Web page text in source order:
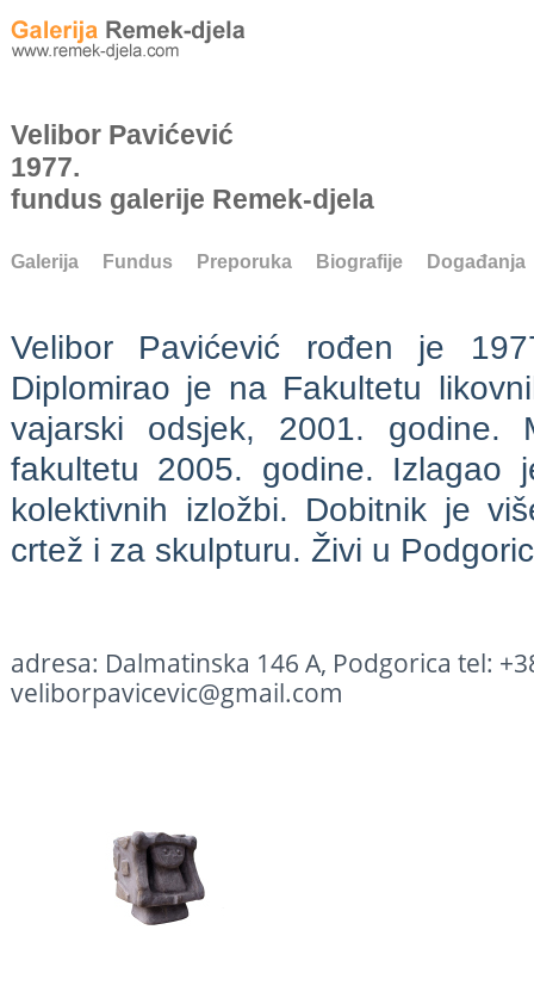
Velibor Pavićević
1977.
fundus galerije Remek-djela
Galerija Fundus Preporuka Biografije Događanja
Velibor Pavićević rođen je
Diplomirao je na Fakultetu
vajarski odsjek, 2001. godine.
fakultetu 2005. godine. Izlagao
kolektivnih izložbi. Dobitnik je
crtež i za skulpturu. Živi u
adresa: Dalmatinska 146 A, Podgorica tel:
veliborpavicevic@gmail.com